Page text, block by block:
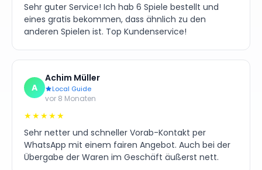
Sehr guter Service! Ich hab 6 Spiele bestellt und
eines gratis bekommen, dass ähnlich zu den
anderen Spielen ist. Top Kundenservice!
A
Achim Müller
Local Guide
vor 8 Monaten
★★★★★
Sehr netter und schneller Vorab-Kontakt per
WhatsApp mit einem fairen Angebot. Auch bei der
Übergabe der Waren im Geschäft äußerst nett.